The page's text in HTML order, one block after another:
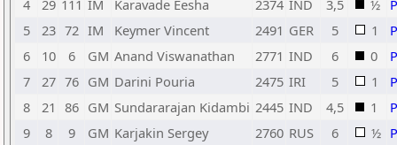
4
29 111 IM Karavade Eesha 2374 IND 3,5 ½
5
23 72 IM Keymer Vincent 2491 GER 5 1
6
10 6 GM Anand Viswanathan 2771 IND 6 0
7
27 76 GM Darini Pouria 2475 IRI 5 1
8
21 86 GM Sundararajan Kidambi 2445 IND 4,5 1
9
8 9 GM Karjakin Sergey 2760 RUS 6 ½